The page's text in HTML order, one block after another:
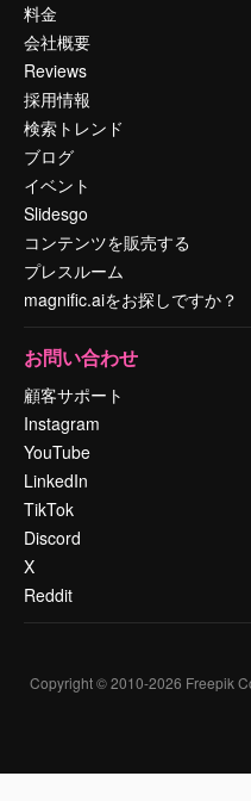
料金
会社概要
Reviews
採用情報
検索トレンド
ブログ
イベント
Slidesgo
コンテンツを販売する
プレスルーム
magnific.aiをお探しですか？
お問い合わせ
顧客サポート
Instagram
YouTube
LinkedIn
TikTok
Discord
X
Reddit
Copyright © 2010-2026 Freepik